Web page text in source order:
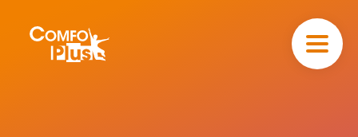
navigatieComfoPlus